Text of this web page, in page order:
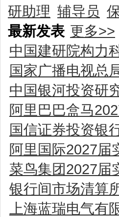
研助理 辅导员
最新发表 更多>>
中国建研院构力
国家广播电视总
中国银河投资研
阿里巴巴盒马
国信证券投资银
阿里国际2027届
菜鸟集团2027届
银行间市场清算
上海蓝瑞电气有